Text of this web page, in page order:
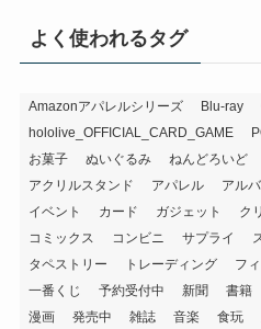
よく使われるタグ
Amazonアパレルシリーズ Blu-ray
hololive_OFFICIAL_CARD_GAME
お菓子
ぬいぐるみ ねんどろいど
アクリルスタンド
アパレル アル
イベント
カード ガジェット ク
コミックス
コンビニ サプライ
タペストリー
トレーディング フ
一番くじ
予約受付中 新聞 書籍
漫画
発売中 雑誌 音楽 食玩